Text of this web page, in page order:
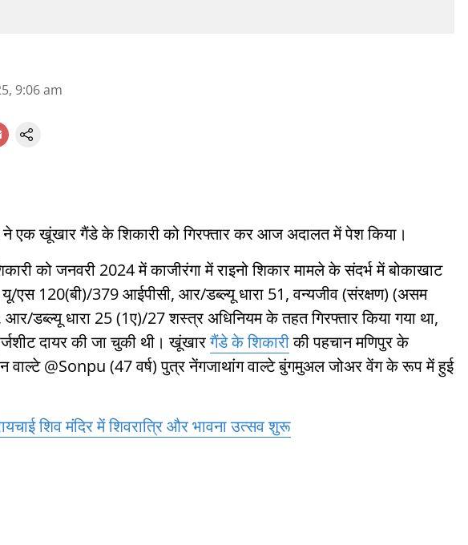
9:06 am
एक खूंखार गैंडे के शिकारी को गिरफ्तार कर आज अदालत में पेश किया।
को जनवरी 2024 में काजीरंगा में राइनो शिकार मामले के संदर्भ में बोकाखाट
एस 120(बी)/379 आईपीसी, आर/डब्ल्यू धारा 51, वन्यजीव (संरक्षण) (असम
डब्ल्यू धारा 25 (1ए)/27 शस्त्र अधिनियम के तहत गिरफ्तार किया गया था,
दायर की जा चुकी थी। खूंखारगैंडे के शिकारीकी पहचान मणिपुर के
वाल्टे @Sonpu (47 वर्ष) पुत्र नेंगजाथांग वाल्टे बुंगमुअल जोअर वेंग के रूप में हुई
शिव मंदिर में शिवरात्रि और भावना उत्सव शुरू